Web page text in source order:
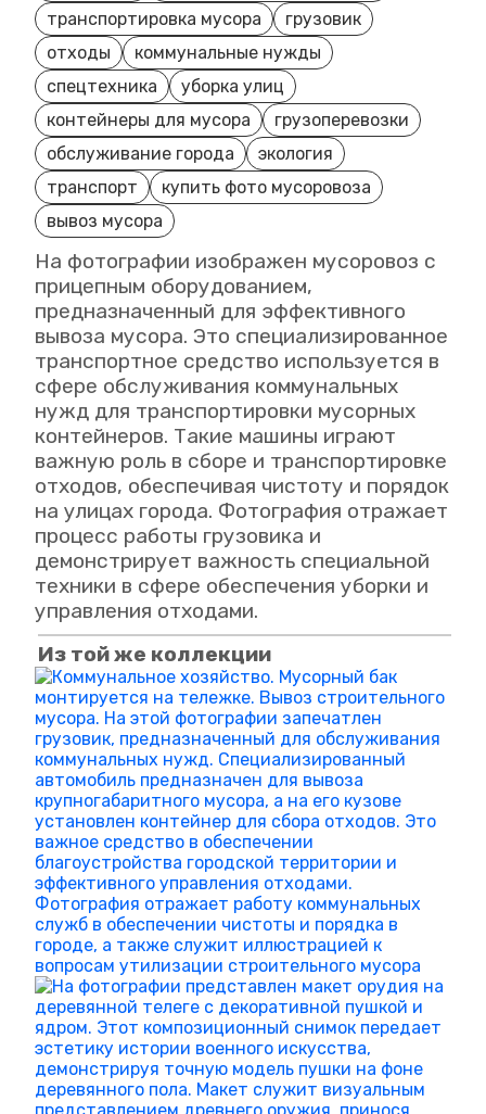
транспортировка мусора
грузовик
отходы
коммунальные нужды
спецтехника
уборка улиц
контейнеры для мусора
грузоперевозки
обслуживание города
экология
транспорт
купить фото мусоровоза
вывоз мусора
На фотографии изображен мусоровоз с
прицепным оборудованием,
предназначенный для эффективного
вывоза мусора. Это специализированное
транспортное средство используется в
сфере обслуживания коммунальных
нужд для транспортировки мусорных
контейнеров. Такие машины играют
важную роль в сборе и транспортировке
отходов, обеспечивая чистоту и порядок
на улицах города. Фотография отражает
процесс работы грузовика и
демонстрирует важность специальной
техники в сфере обеспечения уборки и
управления отходами.
Из той же коллекции